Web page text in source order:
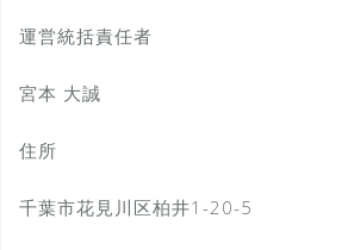
運営統括責任者
宮本 大誠
住所
千葉市花見川区柏井1-20-5